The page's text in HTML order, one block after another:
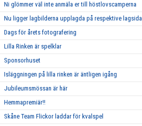
Ni glömmer väl inte anmäla er till höstlovscamperna
Nu ligger lagbilderna upplagda på respektive lagsida
Dags för årets fotografering
Lilla Rinken är spelklar
Sponsorhuset
Isläggningen på lilla rinken är äntligen igång
Jubileumsmössan är här
Hemmapremiär!!
Skåne Team Flickor laddar för kvalspel